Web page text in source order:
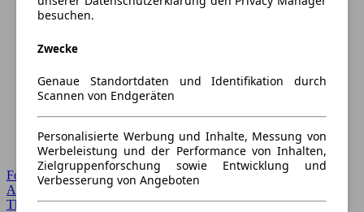
Forum Startseite
Alle Auto-Foren
Themen-Forum
besuchen.
Zwecke
Genaue Standortdaten und Identifikation durch
Scannen von Endgeräten
Personalisierte Werbung und Inhalte, Messung von
Werbeleistung und der Performance von Inhalten,
Zielgruppenforschung sowie Entwicklung und
Verbesserung von Angeboten